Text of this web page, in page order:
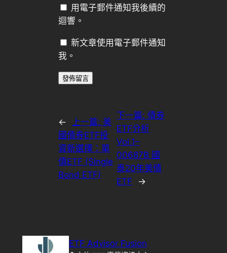
用電子郵件通知我後續的
迴響。
新文章使用電子郵件通知
我。
← 上一篇: 美
國債券ETF投
資新選擇：單
債ETF (Single
Bond ETF)
下一篇:債券
ETF分析
Vol.1–
00687B 國
泰20年美債
ETF
→
ETF Advisor Fusion